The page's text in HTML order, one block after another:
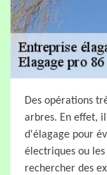
Des opérations
arbres. En effet,
d'élagage pour
électriques ou
rechercher des